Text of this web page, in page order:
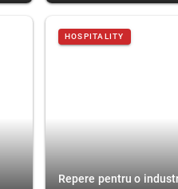
HOSPITALITY
Repere pentru o